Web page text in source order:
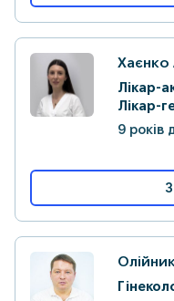
Хаєнко
Лікар-
Лікар-
9 років